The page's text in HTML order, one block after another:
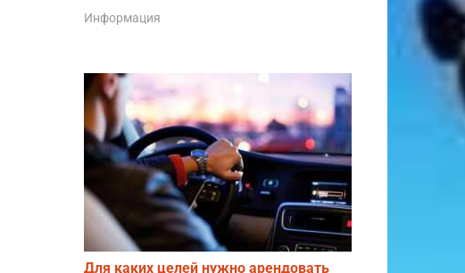
Информация
Для каких целей нужно арендовать